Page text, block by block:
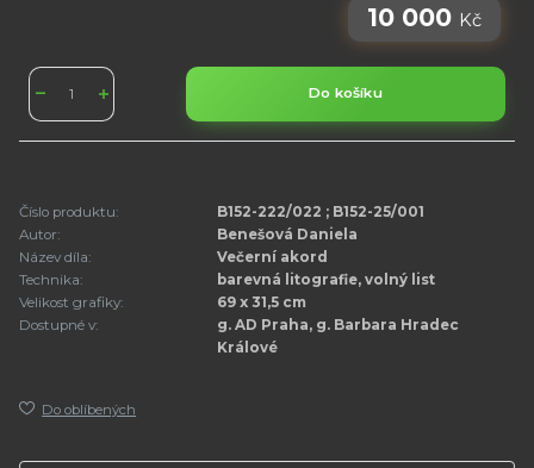
10 000 Kč
Do košíku
Číslo produktu:
B152-222/022 ; B152-25/001
Autor:
Benešová Daniela
Název díla:
Večerní akord
Technika:
barevná litografie, volný list
Velikost grafiky:
69 x 31,5 cm
Dostupné v:
g. AD Praha, g. Barbara Hradec
Králové
Do oblíbených